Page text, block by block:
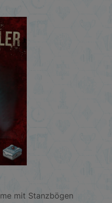
mit Stanzbögen